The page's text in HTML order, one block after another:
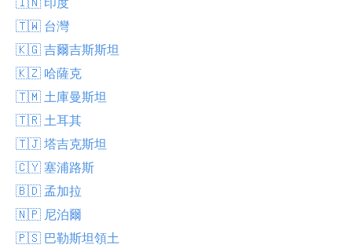
🇹🇼 台灣
🇰🇬 吉爾吉斯斯坦
🇰🇿 哈薩克
🇹🇲 土庫曼斯坦
🇹🇷 土耳其
🇹🇯 塔吉克斯坦
🇨🇾 塞浦路斯
🇧🇩 孟加拉
🇳🇵 尼泊爾
🇵🇸 巴勒斯坦領土